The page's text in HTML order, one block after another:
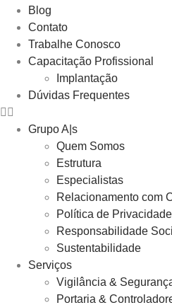
Blog
Contato
Trabalhe Conosco
Capacitação Profissional
Implantação
Dúvidas Frequentes
Grupo A|s
Quem Somos
Estrutura
Especialistas
Relacionamento com
Política de
Responsabilidade
Sustentabilidade
Serviços
Vigilância &
Portaria &